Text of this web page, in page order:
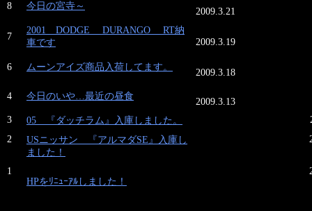
8 今日の宮寺～
2009.3.21
7
2001 DODGE DURANGO RT納
車です
2009.3.19
6 ムーンアイズ商品入荷してます。
2009.3.18
4 今日のいや…最近の昼食
2009.3.13
3
05 『ダッチラム』入庫しました。
2
USニッサン 『アルマダSE』入庫し
ました！
1
HPをﾘﾆｭｰｱﾙしました！